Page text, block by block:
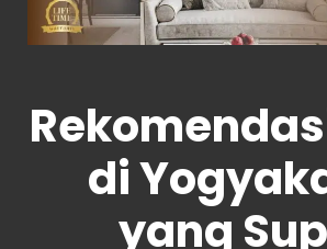
di
yang